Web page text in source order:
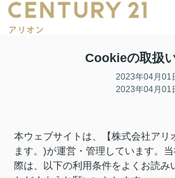
Cookieの取扱
2023年04月01
2023年04月01
本ウェブサイトは、【株式会社アリ
ます。)が運営・管理しています。
際は、以下の利用条件をよくお読